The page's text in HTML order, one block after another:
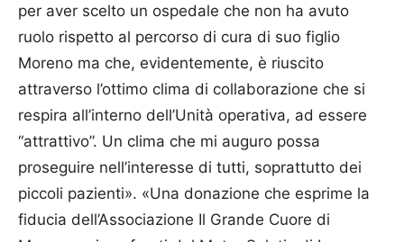
per aver scelto un ospedale che non ha avuto
ruolo rispetto al percorso di cura di suo figlio
Moreno ma che, evidentemente, è riuscito
attraverso l’ottimo clima di collaborazione che si
respira all’interno dell’Unità operativa, ad essere
“attrattivo”. Un clima che mi auguro possa
proseguire nell’interesse di tutti, soprattutto dei
piccoli pazienti». «Una donazione che esprime la
fiducia dell’Associazione Il Grande Cuore di